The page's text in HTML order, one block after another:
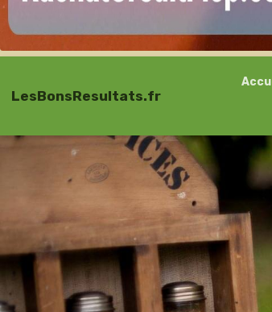
LesBonsResultats.fr